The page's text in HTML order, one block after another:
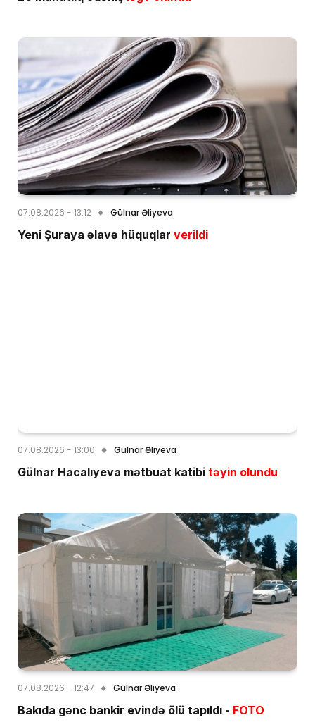
07.08.2026 - 13:12 Gülnar Əliyeva
Yeni Şuraya əlavə hüquqlar verildi
07.08.2026 - 13:00 Gülnar Əliyeva
Gülnar Hacalıyeva mətbuat katibi təyin olundu
07.08.2026 - 12:47 Gülnar Əliyeva
Bakıda gənc bankir evində ölü tapıldı - FOTO